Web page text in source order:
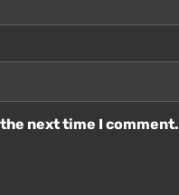
next time I comment.